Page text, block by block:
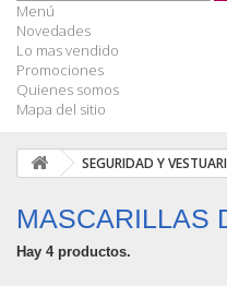
Menú
Novedades
Lo mas vendido
Promociones
Quienes somos
Mapa del sitio
SEGURIDAD Y
MASCARILLAS
Hay 4 productos.